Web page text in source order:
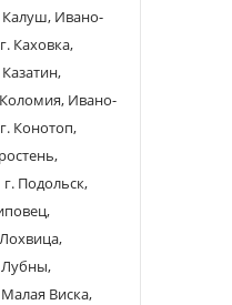
Калуш, Ивано-
г. Каховка,
Казатин,
Коломия, Ивано-
г. Конотоп,
г. Подольск,
Лубны,
Малая Виска,